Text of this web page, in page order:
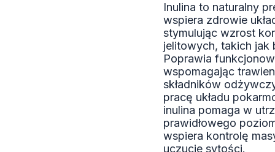
Inulina to naturalny
wspiera zdrowie
stymulując wzrost
jelitowych, takich jak
Poprawia
wspomagając
składników
pracę układu
inulina pomaga w
prawidłowego
wspiera kontrolę
uczucie sytości.